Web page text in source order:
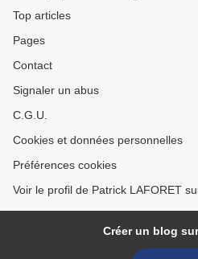
Top articles
Pages
Contact
Signaler un abus
C.G.U.
Cookies et données personnelles
Préférences cookies
Voir le profil de Patrick LAFORET
Créer un blog